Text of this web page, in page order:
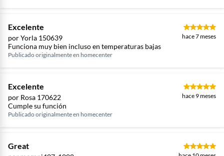
Excelente
por Yorla 150639 hace 7 meses
Funciona muy bien incluso en temperaturas bajas
Publicado originalmente en homecenter
Excelente
por Rosa 170622 hace 9 meses
Cumple su función
Publicado originalmente en homecenter
Great